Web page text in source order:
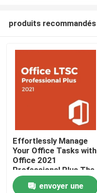
À la maison
Produits
Vidéos
produits recommandés
Effortlessly Manage
Your Office Tasks with
Office 2021
Professional Plus The
Essential Software
Packageenvoyer une